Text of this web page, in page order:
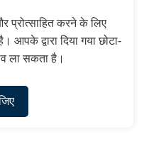
प्रोत्साहित करने के लिए
आपके द्वारा दिया गया छोटा-
ला सकता है।